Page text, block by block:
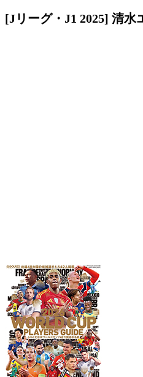
[Jリーグ・J1 2025] 清